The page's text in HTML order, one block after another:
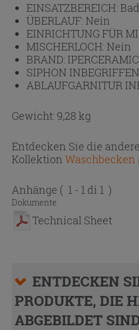
EINSATZBEREICH:Bad
ÜBERLAUF:Nein
EINRICHTUNG FÜR
MISCHERLOCH:Nein
BRAND:
SIPHON
ABLAUFGARNITUR
Gewicht: 9,28 kg
Entdecken Sie die
Kollektion Waschbecken
Anhänge ( 1 - 1 di 1 )
Dokumente
Technical Sheet
ENTDECKEN
PRODUKTE, DIE
ABGEBILDET